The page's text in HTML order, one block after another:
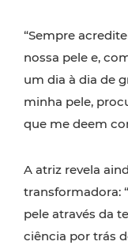
“Sempre
nossa pele e,
um dia à dia de
minha pele,
que me deem
A atriz revela
transformadora:
pele através da
ciência por trás